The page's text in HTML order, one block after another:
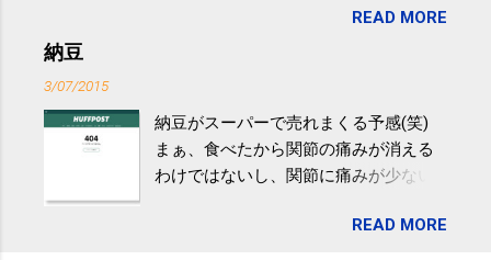
減らなくても効果があるという。 正田
波大「減量しなくても効果」 - ニュー
ス - アピタル（医療・健康）
が『たみこの海パック』。 ボランティ
全く考えていなかったので、貰えると
少しづつ復興してる感が伝わってきて
嬉しいです。 あと、ふるさと納税が節
ですが、節税になるほど稼げていない
READ MORE
納豆
3/07/2015
納豆がスーパーで売れまくる予感(笑)
まぁ、食べたから関節の痛みが消える
わけではないし、関節に痛みが少ない
ど。。 「関節の老化」は、「コンドロ
READ MORE